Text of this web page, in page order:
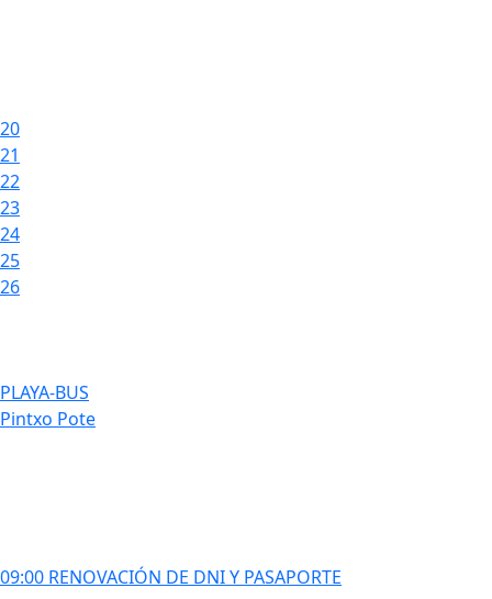
20
21
22
23
24
25
26
PLAYA-BUS
Pintxo Pote
09:00 RENOVACIÓN DE DNI Y PASAPORTE